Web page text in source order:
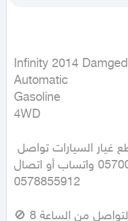
Infinity 2014 Damged
Automatic
Gasoline
4WD
واتساب أو اتصال ‭‭0570081912‬‬
0578855912
🚫الرجاء مراعات اوقات التواصل من الساعة 8